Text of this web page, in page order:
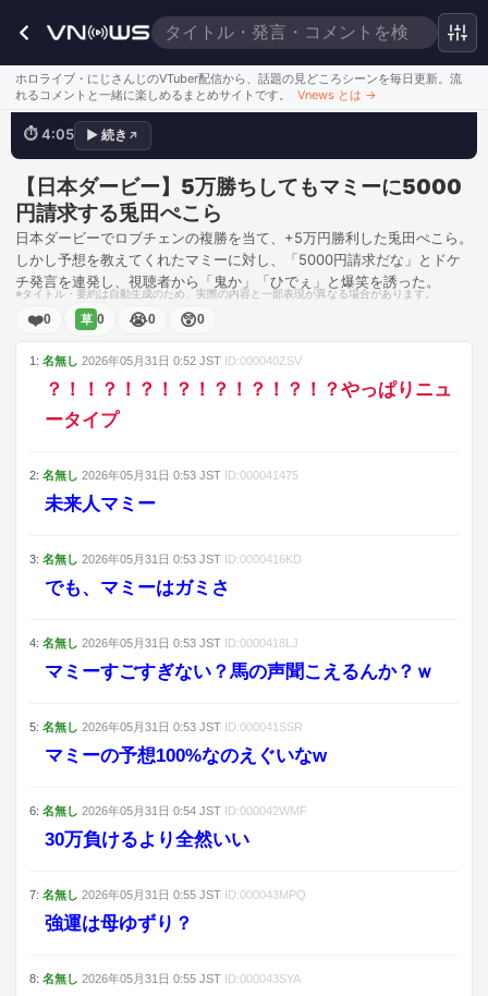
ホロライブ・にじさんじのVTuber配信から、話題の見どころシーンを毎日更新。流
れるコメントと一緒に楽しめるまとめサイトです。
Vnews とは →
💬ドケチすぎて笑
勝ったけど5000円ね
⏱4:05 ▶ 続き ↗
【日本ダービー】5万勝ちしてもマミーに5000
円請求する兎田ぺこら
日本ダービーでロブチェンの複勝を当て、+5万円勝利した兎田ぺこら。
しかし予想を教えてくれたマミーに対し、「5000円請求だな」とドケ
チ発言を連発し、視聴者から「鬼か」「ひでぇ」と爆笑を誘った。
※タイトル・要約は自動生成のため、実際の内容と一部表現が異なる場合があります。
❤️0 草 0 😭0 😲0
1 : 名無し 2026年05月31日 0:52 JST ID:000040ZSV
？！！？！？！？！？！？！？！？やっぱりニュ
ータイプ
2: 名無し 2026年05月31日 0:53 JST ID:000041475
未来人マミー
3: 名無し 2026年05月31日 0:53 JST ID:0000416KD
でも、マミーはガミさ
4: 名無し 2026年05月31日 0:53 JST ID:0000418LJ
マミーすごすぎない？馬の声聞こえるんか？ｗ
5: 名無し 2026年05月31日 0:53 JST ID:000041SSR
マミーの予想100%なのえぐいなw
6: 名無し 2026年05月31日 0:54 JST ID:000042WMF
30万負けるより全然いい
7: 名無し 2026年05月31日 0:55 JST ID:000043MPQ
強運は母ゆずり？
8: 名無し 2026年05月31日 0:55 JST ID:000043SYA